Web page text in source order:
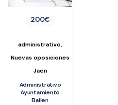
200€
administrativo,
Nuevas oposiciones
Jaen
Administrativo
Ayuntamiento
Bailen